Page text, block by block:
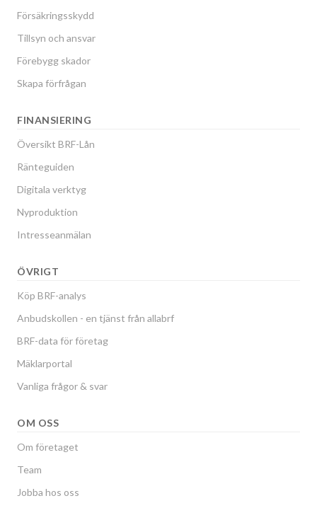
Försäkringsskydd
Tillsyn och ansvar
Förebygg skador
Skapa förfrågan
FINANSIERING
Översikt BRF-Lån
Ränteguiden
Digitala verktyg
Nyproduktion
Intresseanmälan
ÖVRIGT
Köp BRF-analys
Anbudskollen - en tjänst från allabrf
BRF-data för företag
Mäklarportal
Vanliga frågor & svar
OM OSS
Om företaget
Team
Jobba hos oss